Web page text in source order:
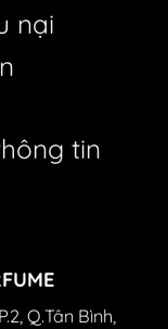
nại
tin
Q.Tân Bình,